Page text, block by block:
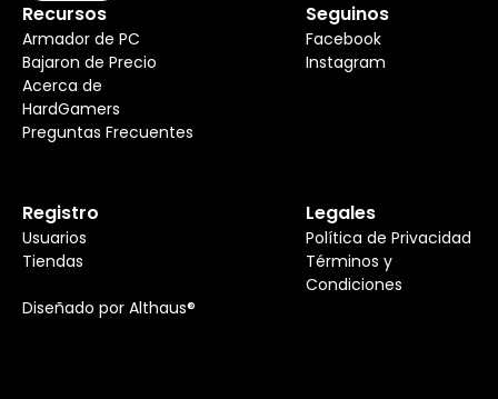
Recursos
Armador de PC
Bajaron de Precio
Acerca de
HardGamers
Preguntas Frecuentes
Seguinos
Facebook
Instagram
Registro
Usuarios
Tiendas
Legales
Política de Privacidad
Términos y
Condiciones
Diseñado por Althaus®